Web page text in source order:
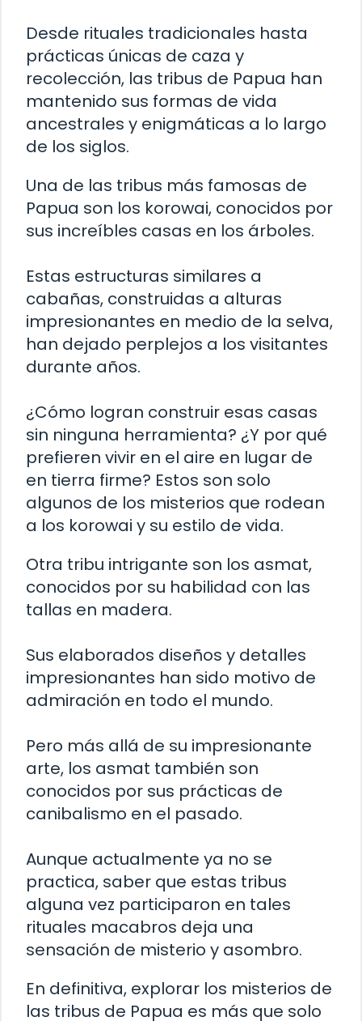
Desde rituales tradicionales hasta
prácticas únicas de caza y
recolección, las tribus de Papua han
mantenido sus formas de vida
ancestrales y enigmáticas a lo largo
de los siglos.
Una de las tribus más famosas de
Papua son los korowai, conocidos por
sus increíbles casas en los árboles.
Estas estructuras similares a
cabañas, construidas a alturas
impresionantes en medio de la selva,
han dejado perplejos a los visitantes
durante años.
¿Cómo logran construir esas casas
sin ninguna herramienta? ¿Y por qué
prefieren vivir en el aire en lugar de
en tierra firme? Estos son solo
algunos de los misterios que rodean
a los korowai y su estilo de vida.
Otra tribu intrigante son los asmat,
conocidos por su habilidad con las
tallas en madera.
Sus elaborados diseños y detalles
impresionantes han sido motivo de
admiración en todo el mundo.
Pero más allá de su impresionante
arte, los asmat también son
conocidos por sus prácticas de
canibalismo en el pasado.
Aunque actualmente ya no se
practica, saber que estas tribus
alguna vez participaron en tales
rituales macabros deja una
sensación de misterio y asombro.
En definitiva, explorar los misterios de
las tribus de Papua es más que solo